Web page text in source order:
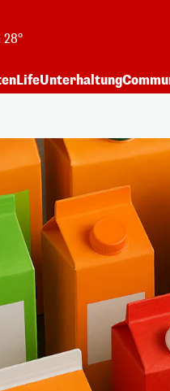
28°
LifeUnterhaltung